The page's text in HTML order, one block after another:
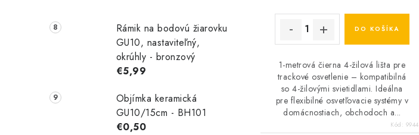
Rámik na bodovú žiarovku
GU10, nastaviteľný,
okrúhly - bronzový
€5,99
Objímka keramická
GU10/15cm - BH101
€0,50
DO KOŠÍKA
1-metrová čierna 4-žilová lišta pre
trackové osvetlenie – kompatibilná
so 4-žilovými svietidlami. Ideálna
pre flexibilné osvetľovacie systémy v
domácnostiach, obchodoch a...
Kód: 9944